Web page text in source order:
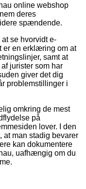
online webshop
deres
spændende.
se hvorvidt e-
er en erklæring om at
samt at
jurister som har
giver det dig
problemstillinger i
omkring de mest
på
lover. I den
man stadig bevarer
kan dokumentere
uafhængig om du